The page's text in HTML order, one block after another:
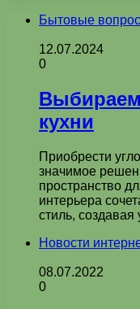
Бытовые
12.07.2024
0
кухни
Приобрести
значимое
пространство
интерьера
стиль,
Новости
08.07.2022
0